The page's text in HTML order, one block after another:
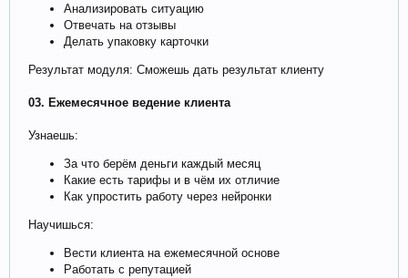
Анализировать ситуацию
Отвечать на отзывы
Делать упаковку карточки
Результат модуля: Сможешь дать результат клиенту
03. Ежемесячное ведение клиента
Узнаешь:
За что берём деньги каждый месяц
Какие есть тарифы и в чём их отличие
Как упростить работу через нейронки
Научишься:
Вести клиента на ежемесячной основе
Работать с репутацией